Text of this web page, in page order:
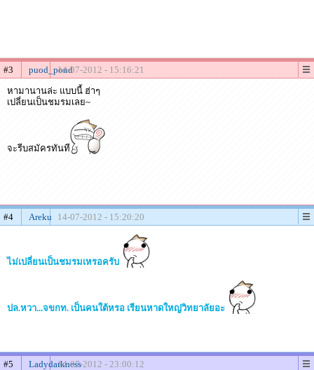
#3 puod_pond14-07-2012 - 15:16:21
หามานานล่ะ แบบนี้ ฮ่าๆ
เปลี่ยนเป็นชมรมเลย~
จะรีบสมัครทันที
#4 Areku 14-07-2012 - 15:20:20
ไม่เปลี่ยนเป็นชมรมเหรอครับ
ปล.หวา...จขกท. เป็นคนใต้หรอ เรียนหาดใหญ่วิทยาลัยอะ
#5 Ladydarkness14-07-2012 - 23:00:12